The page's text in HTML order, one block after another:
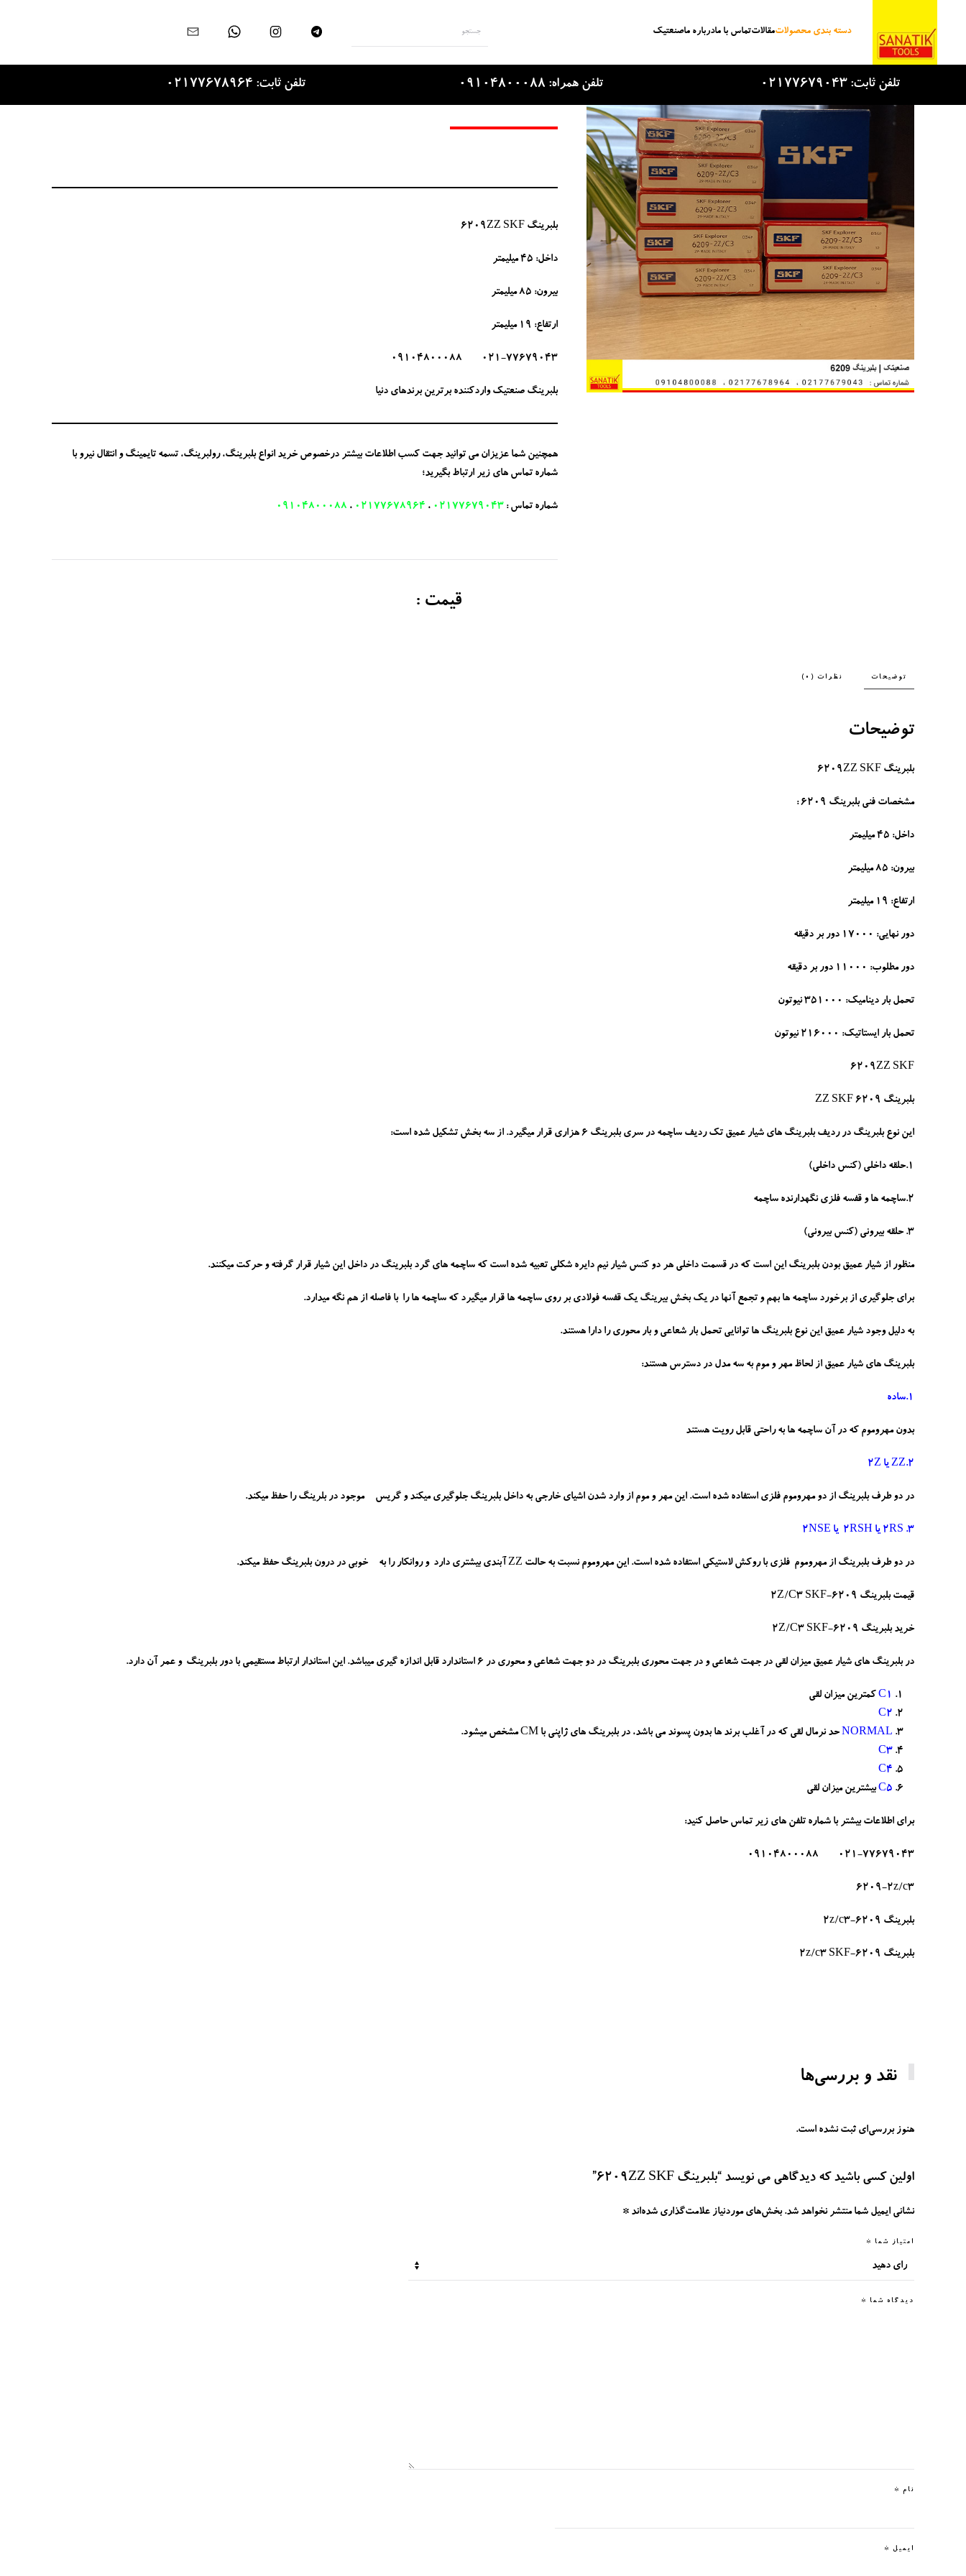
Skip to main contentدسته بندی محصولاتمقالاتتماس با مادرباره ماصنعتیک
تلفن ثابت: 02177679043 تلفن همراه: 09104800088 تلفن ثابت: 02177678964 بلبرینگ 6209ZZ SKF
بلبرینگ 6209ZZ SKF
داخل: 45 میلیمتر
بیرون: 85 میلیمتر
ارتفاع: 19 میلیمتر
021-77679043 09104800088
بلبرینگ صنعتیک واردکننده برترین برندهای دنیا
همچنین شما عزیزان می توانید جهت کسب اطلاعات بیشتر درخصوص خرید انواع بلبرینگ، رولبرینگ، تسمه تایمینگ و انتقال نیرو با
شماره تماس های زیر ارتباط بگیرید؛
شماره تماس : 02177679043 ، 02177678964 ، 09104800088
قیمت :
توضیحات نظرات (0)
توضیحات
بلبرینگ 6209ZZ SKF
مشخصات فنی بلبرینگ 6209 :
داخل: 45 میلیمتر
بیرون: 85 میلیمتر
ارتفاع: 19 میلیمتر
دور نهایی: 17000 دور بر دقیقه
دور مطلوب: 11000 دور بر دقیقه
تحمل بار دینامیک: 351000 نیوتون
تحمل بار ایستاتیک: 216000 نیوتون
6209ZZ SKF
بلبرینگ 6209 ZZ SKF
این نوع بلبرینگ در ردیف بلبرینگ های شیار عمیق تک ردیف ساچمه در سری بلبرینگ 6 هزاری قرار میگیرد. از سه بخش تشکیل شده است:
1.حلقه داخلی (کنس داخلی)
2.ساچمه ها و قفسه فلزی نگهدارنده ساچمه
3. حلقه بیرونی (کنس بیرونی)
منظور از شیار عمیق بودن بلبرینگ این است که در قسمت داخلی هر دو کنس شیار نیم دایره شکلی تعبیه شده است که ساچمه های گرد بلبرینگ در داخل این شیار قرار گرفته و حرکت میکنند.
برای جلوگیری از برخورد ساچمه ها بهم و تجمع آنها در یک بخش بیرینگ یک قفسه فولادی بر روی ساچمه ها قرار میگیرد که ساچمه ها را با فاصله از هم نگه میدارد.
به دلیل وجود شیار عمیق این نوع بلبرینگ ها توانایی تحمل بار شعاعی و بار محوری را دارا هستند.
بلبرینگ های شیار عمیق از لحاظ مهر و موم به سه مدل در دسترس هستند:
1.ساده
بدون مهروموم که در آن ساچمه ها به راحتی قابل رویت هستند
2.ZZ یا 2Z
در دو طرف بلبرینگ از دو مهروموم فلزی استفاده شده است. این مهر و موم از وارد شدن اشیای خارجی به داخل بلبرینگ جلوگیری میکند و گریس موجود در بلرینگ را حفظ میکند.
3. 2RS یا 2RSH یا 2NSE
در دو طرف بلبرینگ از مهروموم فلزی با روکش لاستیکی استفاده شده است. این مهروموم نسبت به حالت ZZ آبندی بیشتری دارد و روانکار را به خوبی در درون بلبرینگ حفظ میکند.
قیمت بلبرینگ 6209-2Z/C3 SKF
خرید بلبرینگ 6209-2Z/C3 SKF
در بلبرینگ های شیار عمیق میزان لقی در جهت شعاعی و در جهت محوری بلبرینگ در دو جهت شعاعی و محوری در 6 استاندارد قابل اندازه گیری میباشد. این استاندار ارتباط مستقیمی با دور بلبرینگ و عمر آن دارد.
C1 کمترین میزان لقی
C2
NORMALحد نرمال لقی که در آغلب برند ها بدون پسوند می باشد، در بلبرینگ های ژاپنی با CM مشخص میشود.
C3
C4
C5بیشترین میزان لقی
برای اطلاعات بیشتر با شماره تلفن های زیر تماس حاصل کنید:
021-77679043 09104800088
6209-2z/c3
بلبرینگ 6209-2z/c3
بلبرینگ 6209-2z/c3 SKF
نقد و بررسی‌ها
هنوز بررسی‌ای ثبت نشده است.
اولین کسی باشید که دیدگاهی می نویسد “بلبرینگ 6209ZZ SKF”
نشانی ایمیل شما منتشر نخواهد شد. بخش‌های موردنیاز علامت‌گذاری شده‌اند *
امتیاز شما *
دیدگاه شما *
نام *
ایمیل *